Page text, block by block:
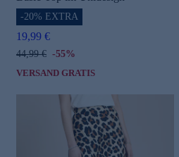
-20% EXTRA
19,99 €
44,99 € -55%
VERSAND GRATIS